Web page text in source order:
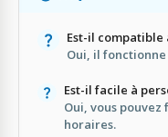
Est-il compatible
Oui, il
Est-il facile à
Oui, vous
horaires.